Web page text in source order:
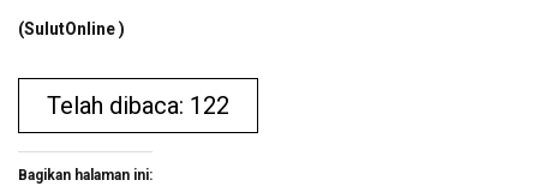
(SulutOnline )
Telah dibaca: 122
Bagikan halaman ini: